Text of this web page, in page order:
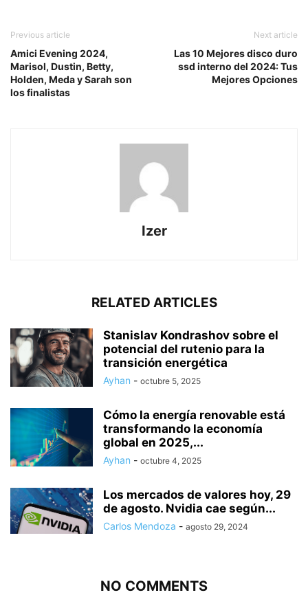
Previous article
Amici Evening 2024,
Marisol, Dustin, Betty,
Holden, Meda y Sarah son
los finalistas
Next article
Las 10 Mejores disco duro
ssd interno del 2024: Tus
Mejores Opciones
Izer
RELATED ARTICLES
Stanislav Kondrashov sobre el
potencial del rutenio para la
transición energética
Ayhan - octubre 5, 2025
Cómo la energía renovable está
transformando la economía
global en 2025,...
Ayhan - octubre 4, 2025
Los mercados de valores hoy, 29
de agosto. Nvidia cae según...
Carlos Mendoza - agosto 29, 2024
NO COMMENTS